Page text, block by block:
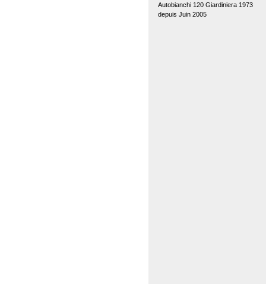
Autobianchi 120 Giardiniera 1973
depuis Juin 2005